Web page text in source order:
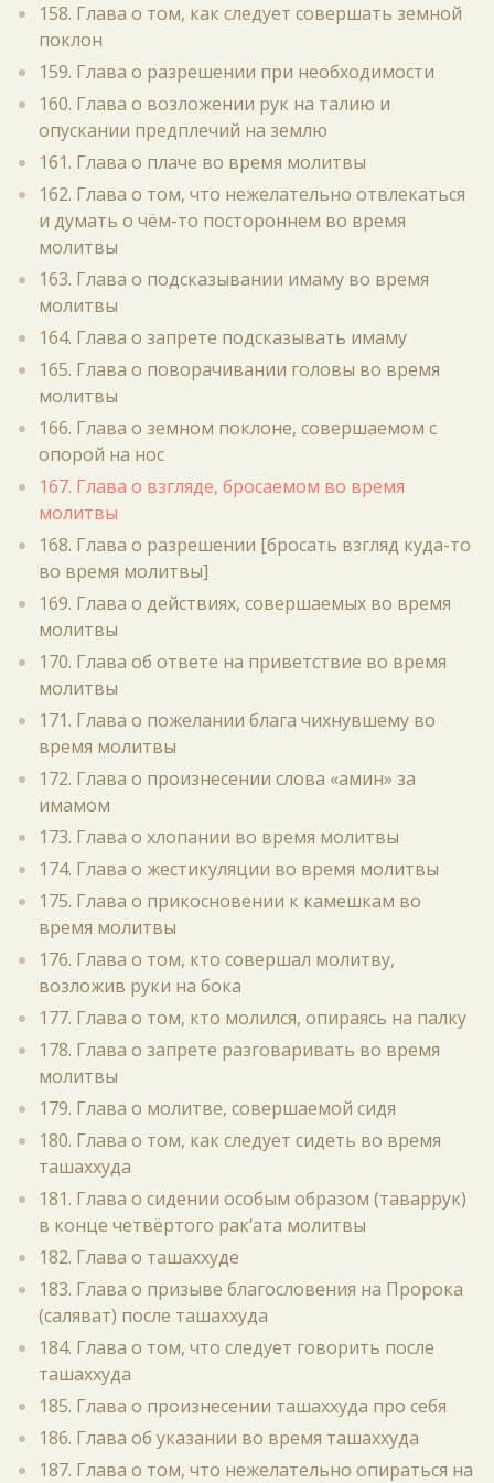
158. Глава о том, как следует совершать земной
поклон
159. Глава о разрешении при необходимости
160. Глава о возложении рук на талию и
опускании предплечий на землю
161. Глава о плаче во время молитвы
162. Глава о том, что нежелательно отвлекаться
и думать о чём-то постороннем во время
молитвы
163. Глава о подсказывании имаму во время
молитвы
164. Глава о запрете подсказывать имаму
165. Глава о поворачивании головы во время
молитвы
166. Глава о земном поклоне, совершаемом с
опорой на нос
167. Глава о взгляде, бросаемом во время
молитвы
168. Глава о разрешении [бросать взгляд куда-то
во время молитвы]
169. Глава о действиях, совершаемых во время
молитвы
170. Глава об ответе на приветствие во время
молитвы
171. Глава о пожелании блага чихнувшему во
время молитвы
172. Глава о произнесении слова «амин» за
имамом
173. Глава о хлопании во время молитвы
174. Глава о жестикуляции во время молитвы
175. Глава о прикосновении к камешкам во
время молитвы
176. Глава о том, кто совершал молитву,
возложив руки на бока
177. Глава о том, кто молился, опираясь на палку
178. Глава о запрете разговаривать во время
молитвы
179. Глава о молитве, совершаемой сидя
180. Глава о том, как следует сидеть во время
ташаххуда
181. Глава о сидении особым образом (таваррук)
в конце четвёртого рак‘ата молитвы
182. Глава о ташаххуде
183. Глава о призыве благословения на Пророка
(саляват) после ташаххуда
184. Глава о том, что следует говорить после
ташаххуда
185. Глава о произнесении ташаххуда про себя
186. Глава об указании во время ташаххуда
187. Глава о том, что нежелательно опираться на